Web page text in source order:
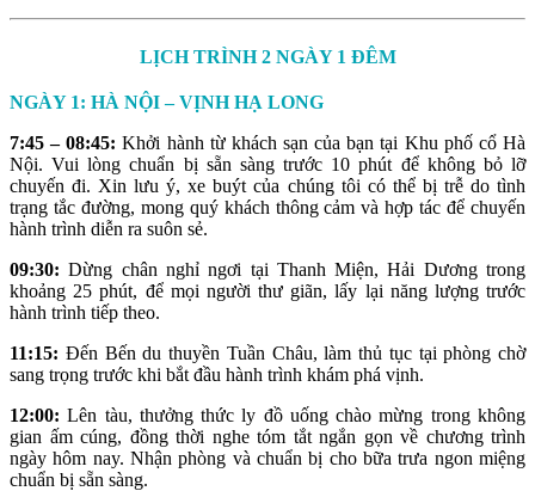
LỊCH TRÌNH 2 NGÀY 1 ĐÊM
NGÀY 1: HÀ NỘI – VỊNH HẠ LONG
7:45 – 08:45: Khởi hành từ khách sạn của bạn tại Khu phố cổ Hà
Nội. Vui lòng chuẩn bị sẵn sàng trước 10 phút để không bỏ lỡ
chuyến đi. Xin lưu ý, xe buýt của chúng tôi có thể bị trễ do tình
trạng tắc đường, mong quý khách thông cảm và hợp tác để chuyến
hành trình diễn ra suôn sẻ.
09:30: Dừng chân nghỉ ngơi tại Thanh Miện, Hải Dương trong
khoảng 25 phút, để mọi người thư giãn, lấy lại năng lượng trước
hành trình tiếp theo.
11:15: Đến Bến du thuyền Tuần Châu, làm thủ tục tại phòng chờ
sang trọng trước khi bắt đầu hành trình khám phá vịnh.
12:00: Lên tàu, thưởng thức ly đồ uống chào mừng trong không
gian ấm cúng, đồng thời nghe tóm tắt ngắn gọn về chương trình
ngày hôm nay. Nhận phòng và chuẩn bị cho bữa trưa ngon miệng
chuẩn bị sẵn sàng.